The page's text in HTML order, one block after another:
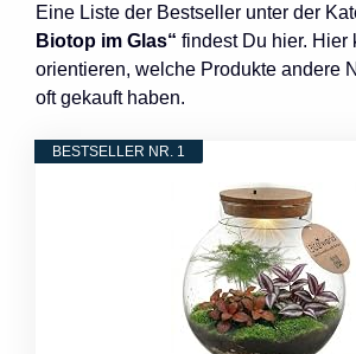
Eine Liste der Bestseller unter der
Biotop im Glas“ findest Du hier. Hier
orientieren, welche Produkte andere
oft gekauft haben.
BESTSELLER NR. 1